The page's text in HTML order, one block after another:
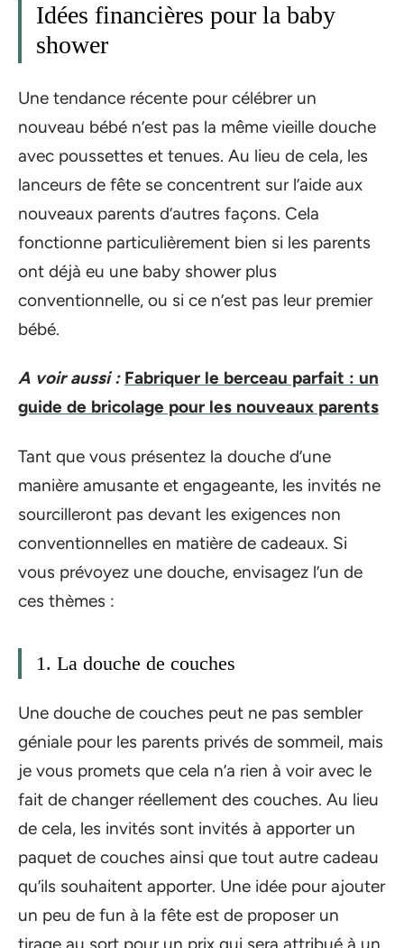
Idées financières pour la baby
shower
Une tendance récente pour célébrer un
nouveau bébé n’est pas la même vieille douche
avec poussettes et tenues. Au lieu de cela, les
lanceurs de fête se concentrent sur l’aide aux
nouveaux parents d’autres façons. Cela
fonctionne particulièrement bien si les parents
ont déjà eu une baby shower plus
conventionnelle, ou si ce n’est pas leur premier
bébé.
A voir aussi : Fabriquer le berceau parfait : un
guide de bricolage pour les nouveaux parents
Tant que vous présentez la douche d’une
manière amusante et engageante, les invités ne
sourcilleront pas devant les exigences non
conventionnelles en matière de cadeaux. Si
vous prévoyez une douche, envisagez l’un de
ces thèmes :
1. La douche de couches
Une douche de couches peut ne pas sembler
géniale pour les parents privés de sommeil, mais
je vous promets que cela n’a rien à voir avec le
fait de changer réellement des couches. Au lieu
de cela, les invités sont invités à apporter un
paquet de couches ainsi que tout autre cadeau
qu’ils souhaitent apporter. Une idée pour ajouter
un peu de fun à la fête est de proposer un